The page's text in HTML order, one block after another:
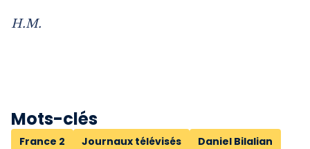
H.M.
Mots-clés
France 2 Journaux télévisés
Daniel Bilalian